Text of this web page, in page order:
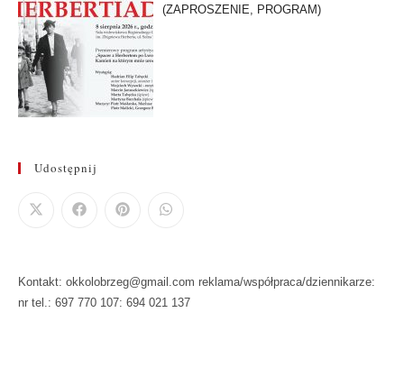
(ZAPROSZENIE, PROGRAM)
Udostępnij
Kontakt: okkolobrzeg@gmail.com reklama/współpraca/dziennikarze:
nr tel.: 697 770 107: 694 021 137